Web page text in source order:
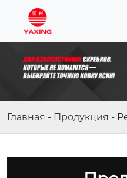
Главная - Продукция -